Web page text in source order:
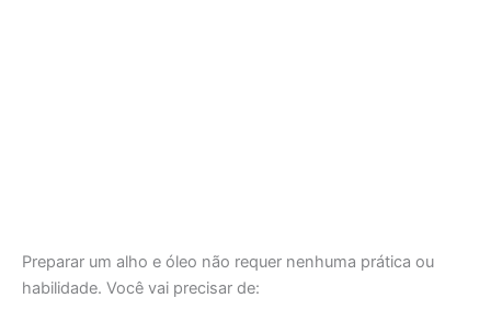
Preparar um alho e óleo não requer nenhuma prática ou
habilidade. Você vai precisar de: